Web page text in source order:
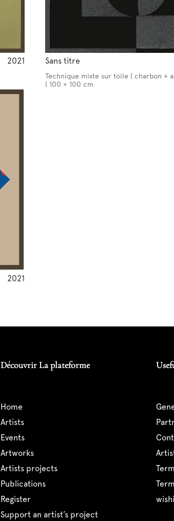
2021
2021
Sans titre
Technique mixte sur toile ( charbon +
| 100 × 100 cm
Découvrir La plateforme
home
artists
events
artworks
artists projects
publications
register
support an artist’s project